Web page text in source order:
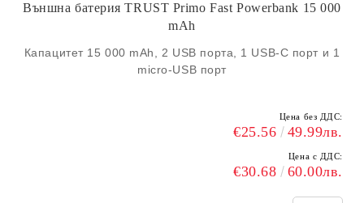
Външна батерия TRUST Primo Fast Powerbank 15 000
mAh
Капацитет 15 000 mAh, 2 USB порта, 1 USB-C порт и 1
micro-USB порт
Цена без ДДС:
€25.56 49.99лв.
Цена с ДДС:
€30.68 60.00лв.